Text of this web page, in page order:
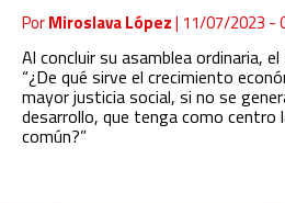
PorMiroslava López| 11/07/2023 -
Al concluir su asamblea ordinaria,
“¿De qué sirve el crecimiento
mayor justicia social, si no se
desarrollo, que tenga como centro
común?”